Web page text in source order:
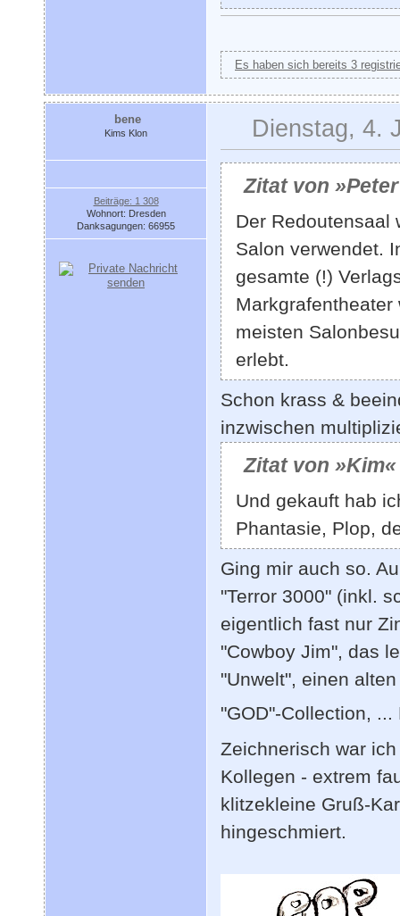
Es haben sich bereits 3
bene
Kims Klon
Beiträge: 1 308
Wohnort: Dresden
Danksagungen: 66955
Dienstag, 4.
Zitat von
Der Redoutensaal
Salon verwendet.
gesamte (!)
meisten
erlebt.
Schon krass &
inzwischen
Zitat von »Kim«
Und gekauft hab
Phantasie, Plop,
Ging mir auch so.
"Terror 3000" (inkl.
eigentlich fast nur
"Cowboy Jim", das
"Unwelt", einen
"GOD"-Collection,
Zeichnerisch war
Kollegen - extrem
klitzekleine Gruß-
hingeschmiert.